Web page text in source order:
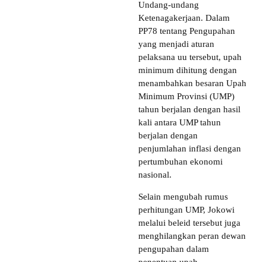
Undang-undang
Ketenagakerjaan. Dalam
PP78 tentang Pengupahan
yang menjadi aturan
pelaksana uu tersebut, upah
minimum dihitung dengan
menambahkan besaran Upah
Minimum Provinsi (UMP)
tahun berjalan dengan hasil
kali antara UMP tahun
berjalan dengan
penjumlahan inflasi dengan
pertumbuhan ekonomi
nasional.
Selain mengubah rumus
perhitungan UMP, Jokowi
melalui beleid tersebut juga
menghilangkan peran dewan
pengupahan dalam